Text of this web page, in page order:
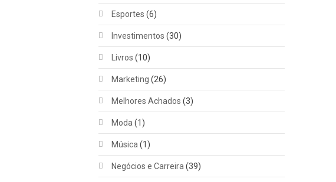
Esportes (6)
Investimentos (30)
Livros (10)
Marketing (26)
Melhores Achados (3)
Moda (1)
Música (1)
Negócios e Carreira (39)